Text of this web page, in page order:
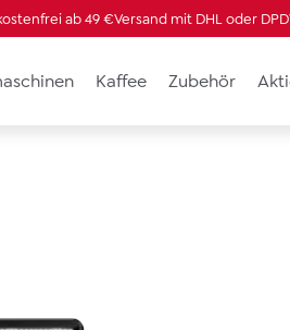
ab 49 €Versand mit DHL oder DPD
Kaffee Zubehör
5 Sternen